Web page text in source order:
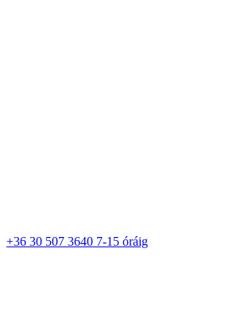
+36 30 507 3640 7-15 óráig